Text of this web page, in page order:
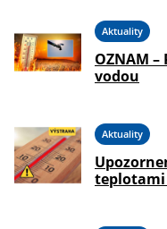
Aktuality
OZNAM
vodou
Aktuality
teplotami